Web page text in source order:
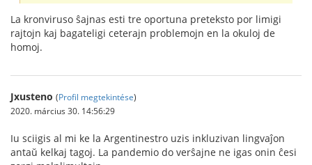
La kronviruso ŝajnas esti tre oportuna preteksto por limigi
rajtojn kaj bagateligi ceterajn problemojn en la okuloj de
homoj.
Jxusteno (Profil megtekintése)
2020. március 30. 14:56:29
Iu sciigis al mi ke la Argentinestro uzis inkluzivan lingvaĵon
antaŭ kelkaj tagoj. La pandemio do verŝajne ne igas onin ĉesi